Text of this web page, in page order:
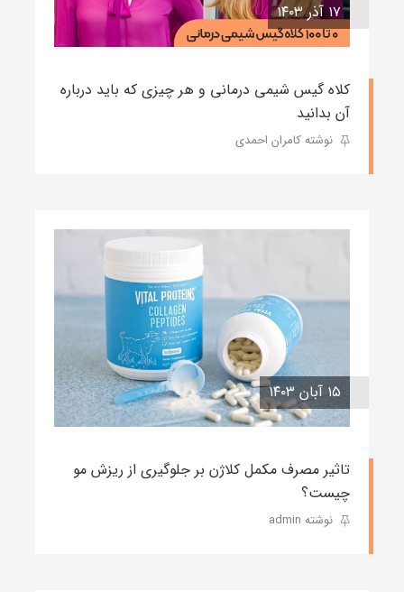
۱۷ آذر ۱۴۰۳
کلاه گیس شیمی درمانی و هر چیزی که باید درباره
آن بدانید
نوشته کامران احمدی
۱۵ آبان ۱۴۰۳
تاثیر مصرف مکمل کلاژن بر جلوگیری از ریزش مو
چیست؟
نوشته admin